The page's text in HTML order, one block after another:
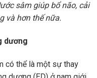
sâm giúp bổ não, cải
và hơn thế nữa.
dương
có thể là một sự thay